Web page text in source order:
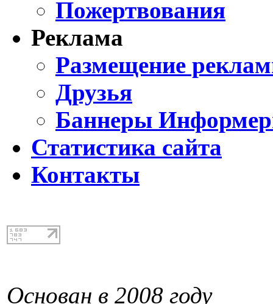
Пожертвования
Реклама
Размещение
Друзья
Баннеры
Статистика сайта
Контакты
Основан в 2008 году